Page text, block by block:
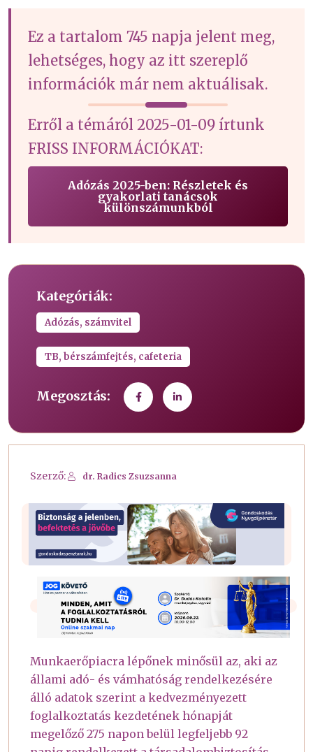
Ez a tartalom 745 napja jelent meg,
lehetséges, hogy az itt szereplő
információk már nem aktuálisak.
Erről a témáról 2025-01-09 írtunk
FRISS INFORMÁCIÓKAT:
Adózás 2025-ben: Részletek és
gyakorlati tanácsok
különszámunkból
Kategóriák:
Adózás, számvitel
TB, bérszámfejtés, cafeteria
Megosztás:
Szerző: dr. Radics Zsuzsanna
Munkaerőpiacra lépőnek minősül az, aki az
állami adó- és vámhatóság rendelkezésére
álló adatok szerint a kedvezményezett
foglalkoztatás kezdetének hónapját
megelőző 275 napon belül legfeljebb 92